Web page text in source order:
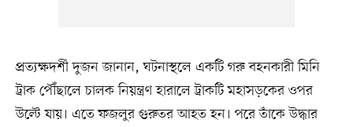
প্রত্যক্ষদর্শী দুজন জানান, ঘটনাস্থলে একটি গরু বহনকারী মিনি
ট্রাক পৌঁছালে চালক নিয়ন্ত্রণ হারালে ট্রাকটি মহাসড়কের ওপর
উল্টে যায়। এতে ফজলুর গুরুতর আহত হন। পরে তাঁকে উদ্ধার